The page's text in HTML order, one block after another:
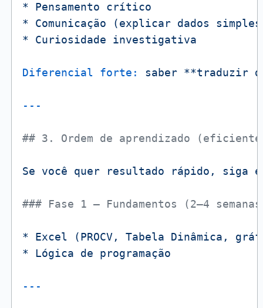
* Pensamento
crítico
*
Comunicação (explicar dados
*
Curiosidade investigativa
Diferencial forte: saber **traduzir
## 3. Ordem de aprendizado
Se você quer resultado rápido, siga
### Fase 1 – Fundamentos (2–4
* Excel (PROCV, Tabela Dinâmica,
*
Lógica de programação